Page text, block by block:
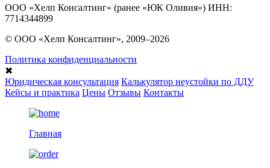
ООО «Хелп Консалтинг» (ранее «ЮК Оливия») ИНН:
7714344899
© ООО «Хелп Консалтинг», 2009–2026
Политика конфиденциальности
✖
Юридическая консультация Калькулятор неустойки по ДДУ
Кейсы и практика Цены Отзывы Контакты
Главная